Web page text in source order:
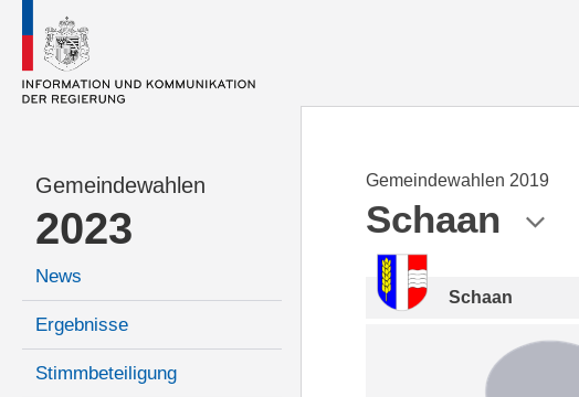
Gemeindewahlen
2023
News
Ergebnisse
Stimmbeteiligung
Gemeindewahlen 2019
Schaan
Schaan